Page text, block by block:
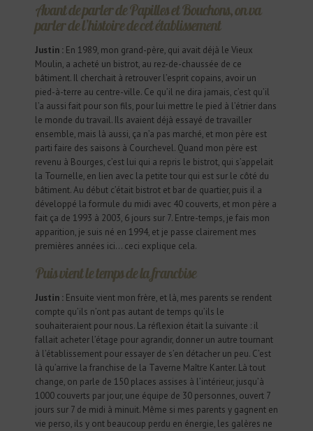
Avant de parler de Papilles et Bouchons, on va
parler de l’histoire de cet établissement
Justin : En 1989, mon grand-père, qui avait déjà le Vieux
Moulin, a acheté un bistrot, au rez-de-chaussée de ce
bâtiment. Il cherchait à retrouver l’esprit copains, avoir un
pied-à-terre au centre-ville. Ce qu’il ne dira jamais, c’est qu’il
l’a aussi fait pour son fils, pour lui mettre le pied à l’étrier dans
le monde du travail. Ils avaient déjà essayé de travailler
ensemble, mais là aussi, ça n’a pas marché, et mon père est
parti faire des saisons à Courchevel. Quand mon père est
revenu à Bourges, c’est lui qui a repris le bistrot, qui s’appelait
la Tournelle, en lien avec la petite tour qui est sur le côté du
bâtiment. Au début c’était bistrot et bar de quartier, puis il a
développé la formule du midi avec 40 couverts, et mon père a
fait ça de 1993 à 2003, 6 jours sur 7. Entre-temps, je fais mon
apparition, je suis né en 1994, et je passe clairement mes
premières années ici… ceci explique cela.
Puis vient le temps de la francbise
Justin : Ensuite vient mon frère, et là, mes parents se rendent
compte qu’ils n’ont pas autant de temps qu’ils le
souhaiteraient pour nous. La réflexion était la suivante : il
fallait acheter l’étage pour agrandir, donner un autre tournant
à l’établissement pour essayer de s’en détacher un peu. C’est
là qu’arrive la franchise de la Taverne Maître Kanter. Là tout
change, on parle de 150 places assises à l’intérieur, jusqu’à
1000 couverts par jour, une équipe de 30 personnes, ouvert 7
jours sur 7 de midi à minuit. Même si mes parents y gagnent en
vie perso, ils y ont beaucoup perdu en énergie, les galères ne